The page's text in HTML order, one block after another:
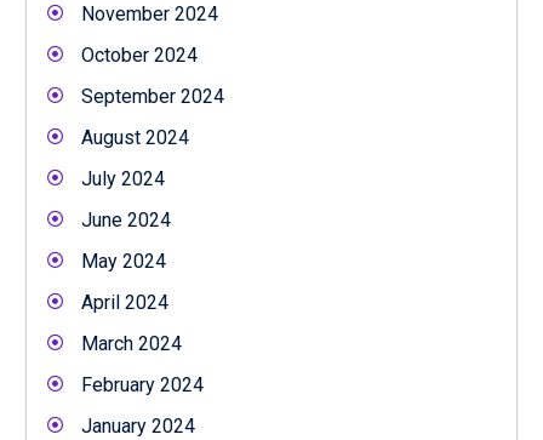
November 2024
October 2024
September 2024
August 2024
July 2024
June 2024
May 2024
April 2024
March 2024
February 2024
January 2024